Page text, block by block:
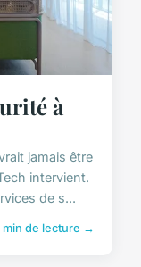
à
jamais être
intervient.
de s...
min de lecture →